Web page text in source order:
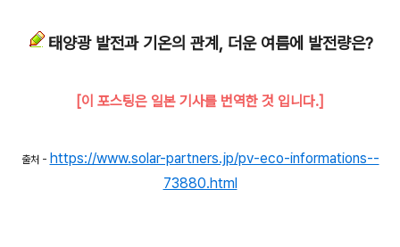
태양광 발전과 기온의 관계, 더운 여름에 발전량은?
[이 포스팅은 일본 기사를 번역한 것 입니다.]
출처 - https://www.solar-partners.jp/pv-eco-informations--
73880.html